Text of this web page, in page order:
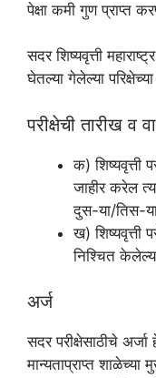
पेक्षा कमी गुण प्राप्त
सदर शिष्यवृत्ती
घेतल्या गेलेल्या
परीक्षेची तारीख व
क) शिष्यवृत्ती
जाहीर करेल
दुस-या/तिस-या
ख) शिष्यवृत्ती
निश्चित
अर्ज
सदर परीक्षेसाठीचे
मान्यताप्राप्त शाळेच्या